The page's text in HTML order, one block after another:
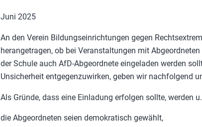
Juni 2025
An den Verein Bildungseinrichtungen gegen
herangetragen, ob bei Veranstaltungen mit
der Schule auch AfD-Abgeordnete eingeladen werden
Unsicherheit entgegenzuwirken, geben wir nachfolgend
Als Gründe, dass eine Einladung erfolgen sollte, werden
die Abgeordneten seien demokratisch gewählt,